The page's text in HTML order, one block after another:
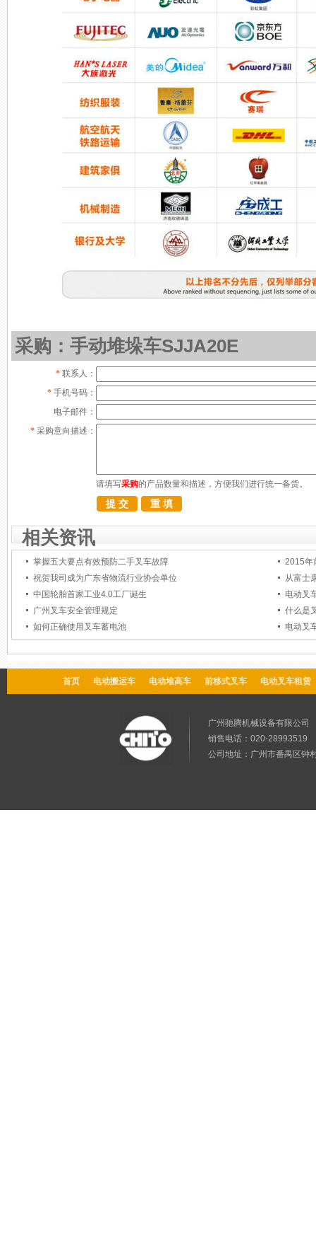
采购：手动堆垛车SJJA20E
* 联系人：
* 手机号码：
电子邮件：
* 采购意向描述：
请填写采购的产品数量和描述，方便我们进行统一备货。
相关资讯
掌握五大要点有效预防二手叉车故障
2015年
祝贺我司成为广东省物流行业协会单位
从富士
中国轮胎首家工业4.0工厂诞生
电动叉
广州叉车安全管理规定
什么是
如何正确使用叉车蓄电池
电动叉
首页 电动搬运车 电动堆高车 前移式叉车 电动叉车租赁
广州驰腾机械设备有限公
销售电话：020-
公司地址：广州市番禺区钟